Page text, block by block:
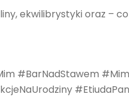
ekwilibrystyki oraz –
#BarNadStawem